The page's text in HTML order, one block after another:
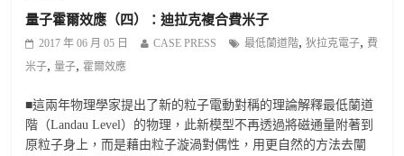
量子霍爾效應（四）：迪拉克複合費米子
2017 年 06 月 05 日 CASE PRESS 最低蘭道階,狄拉克電子, 費
米子,量子, 霍爾效應
■這兩年物理學家提出了新的粒子電動對稱的理論解釋最低蘭道
階（Landau Level）的物理，此新模型不再透過將磁通量附著到
原粒子身上，而是藉由粒子漩渦對偶性，用更自然的方法去闡